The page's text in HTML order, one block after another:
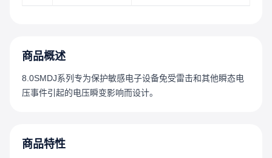
商品概述
8.0SMDJ系列专为保护敏感电子设备免受雷击和其他瞬态电
压事件引起的电压瞬变影响而设计。
商品特性